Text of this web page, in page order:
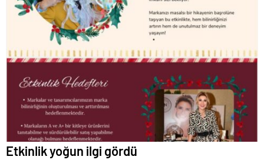
Etkinlik yoğun ilgi gördü